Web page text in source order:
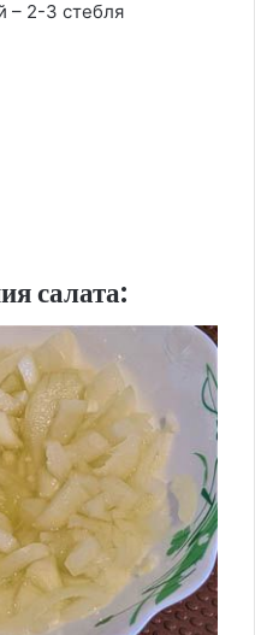
– 2-3 стебля
салата: